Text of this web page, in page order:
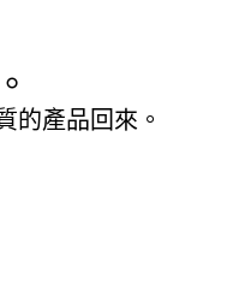
的產品回來。